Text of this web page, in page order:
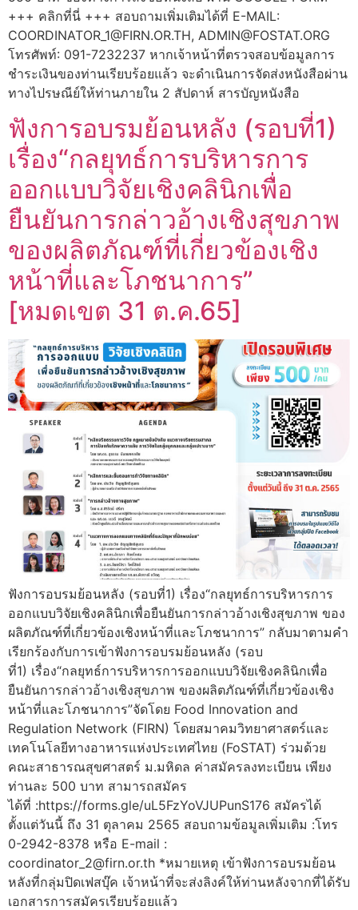
+++ คลิกที่นี่ +++ สอบถามเพิ่มเติมได้ที่ E-MAIL:
COORDINATOR_1@FIRN.OR.TH, ADMIN@FOSTAT.ORG
โทรศัพท์: 091-7232237 หากเจ้าหน้าที่ตรวจสอบข้อมูลการ
ชำระเงินของท่านเรียบร้อยแล้ว จะดำเนินการจัดส่งหนังสือผ่าน
ทางไปรษณีย์ให้ท่านภายใน 2 สัปดาห์ สารบัญหนังสือ
ฟังการอบรมย้อนหลัง (รอบที่1)
เรื่อง“กลยุทธ์การบริหารการ
ออกแบบวิจัยเชิงคลินิกเพื่อ
ยืนยันการกล่าวอ้างเชิงสุขภาพ
ของผลิตภัณฑ์ที่เกี่ยวข้องเชิง
หน้าที่และโภชนาการ”
[หมดเขต 31 ต.ค.65]
ฟังการอบรมย้อนหลัง (รอบที่1) เรื่อง“กลยุทธ์การบริหารการ
ออกแบบวิจัยเชิงคลินิกเพื่อยืนยันการกล่าวอ้างเชิงสุขภาพ ของ
ผลิตภัณฑ์ที่เกี่ยวข้องเชิงหน้าที่และโภชนาการ” กลับมาตามคำ
เรียกร้องกับการเข้าฟังการอบรมย้อนหลัง (รอบ
ที่1) เรื่อง“กลยุทธ์การบริหารการออกแบบวิจัยเชิงคลินิกเพื่อ
ยืนยันการกล่าวอ้างเชิงสุขภาพ ของผลิตภัณฑ์ที่เกี่ยวข้องเชิง
หน้าที่และโภชนาการ”จัดโดย Food Innovation and
Regulation Network (FIRN) โดยสมาคมวิทยาศาสตร์และ
เทคโนโลยีทางอาหารแห่งประเทศไทย (FoSTAT) ร่วมด้วย
คณะสาธารณสุขศาสตร์ ม.มหิดล ค่าสมัครลงทะเบียน เพียง
ท่านละ 500 บาท สามารถสมัคร
ได้ที่ :https://forms.gle/uL5FzYoVJUPunS176 สมัครได้
ตั้งแต่วันนี้ ถึง 31 ตุลาคม 2565 สอบถามข้อมูลเพิ่มเติม :โทร
0-2942-8378 หรือ E-mail :
coordinator_2@firn.or.th *หมายเหตุ เข้าฟังการอบรมย้อน
หลังที่กลุ่มปิดเฟสบุ๊ค เจ้าหน้าที่จะส่งลิงค์ให้ท่านหลังจากที่ได้รับ
เอกสารการสมัครเรียบร้อยแล้ว